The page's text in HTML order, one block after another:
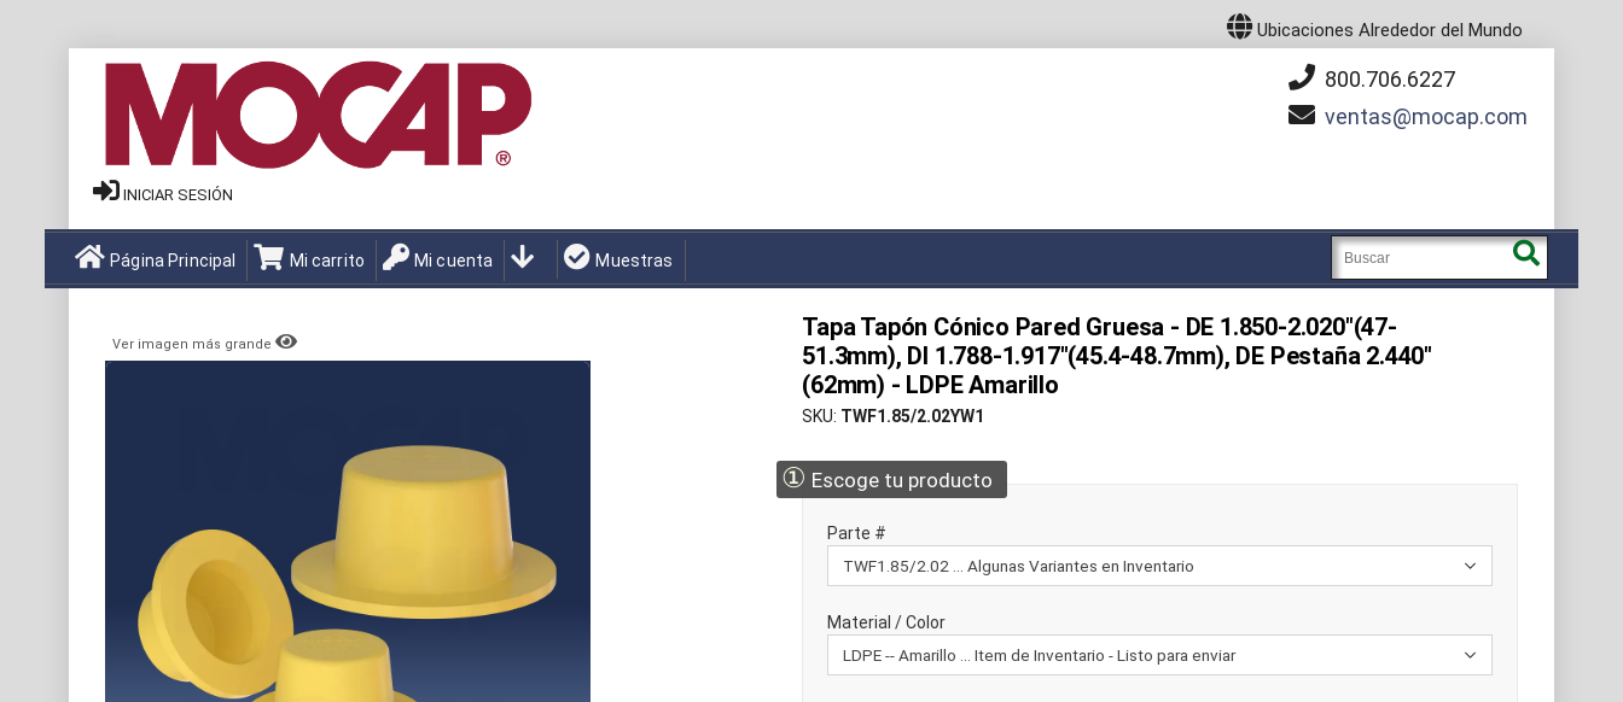
Ubicaciones Alrededor del Mundo
800.706.6227
ventas
mocap.com
INICIAR SESIÓN
Página Principal Mi carrito Mi cuenta Muestras
Tapa Tapón Cónico Pared Gruesa - DE 1.850-2.020"(47-
51.3mm), DI 1.788-1.917"(45.4-48.7mm), DE Pestaña 2.440"
(62mm) - LDPE Amarillo
SKU TWF1.85/2.02YW1
① Escoge tu producto
Parte #
Material / Color
Ver imagen más grande